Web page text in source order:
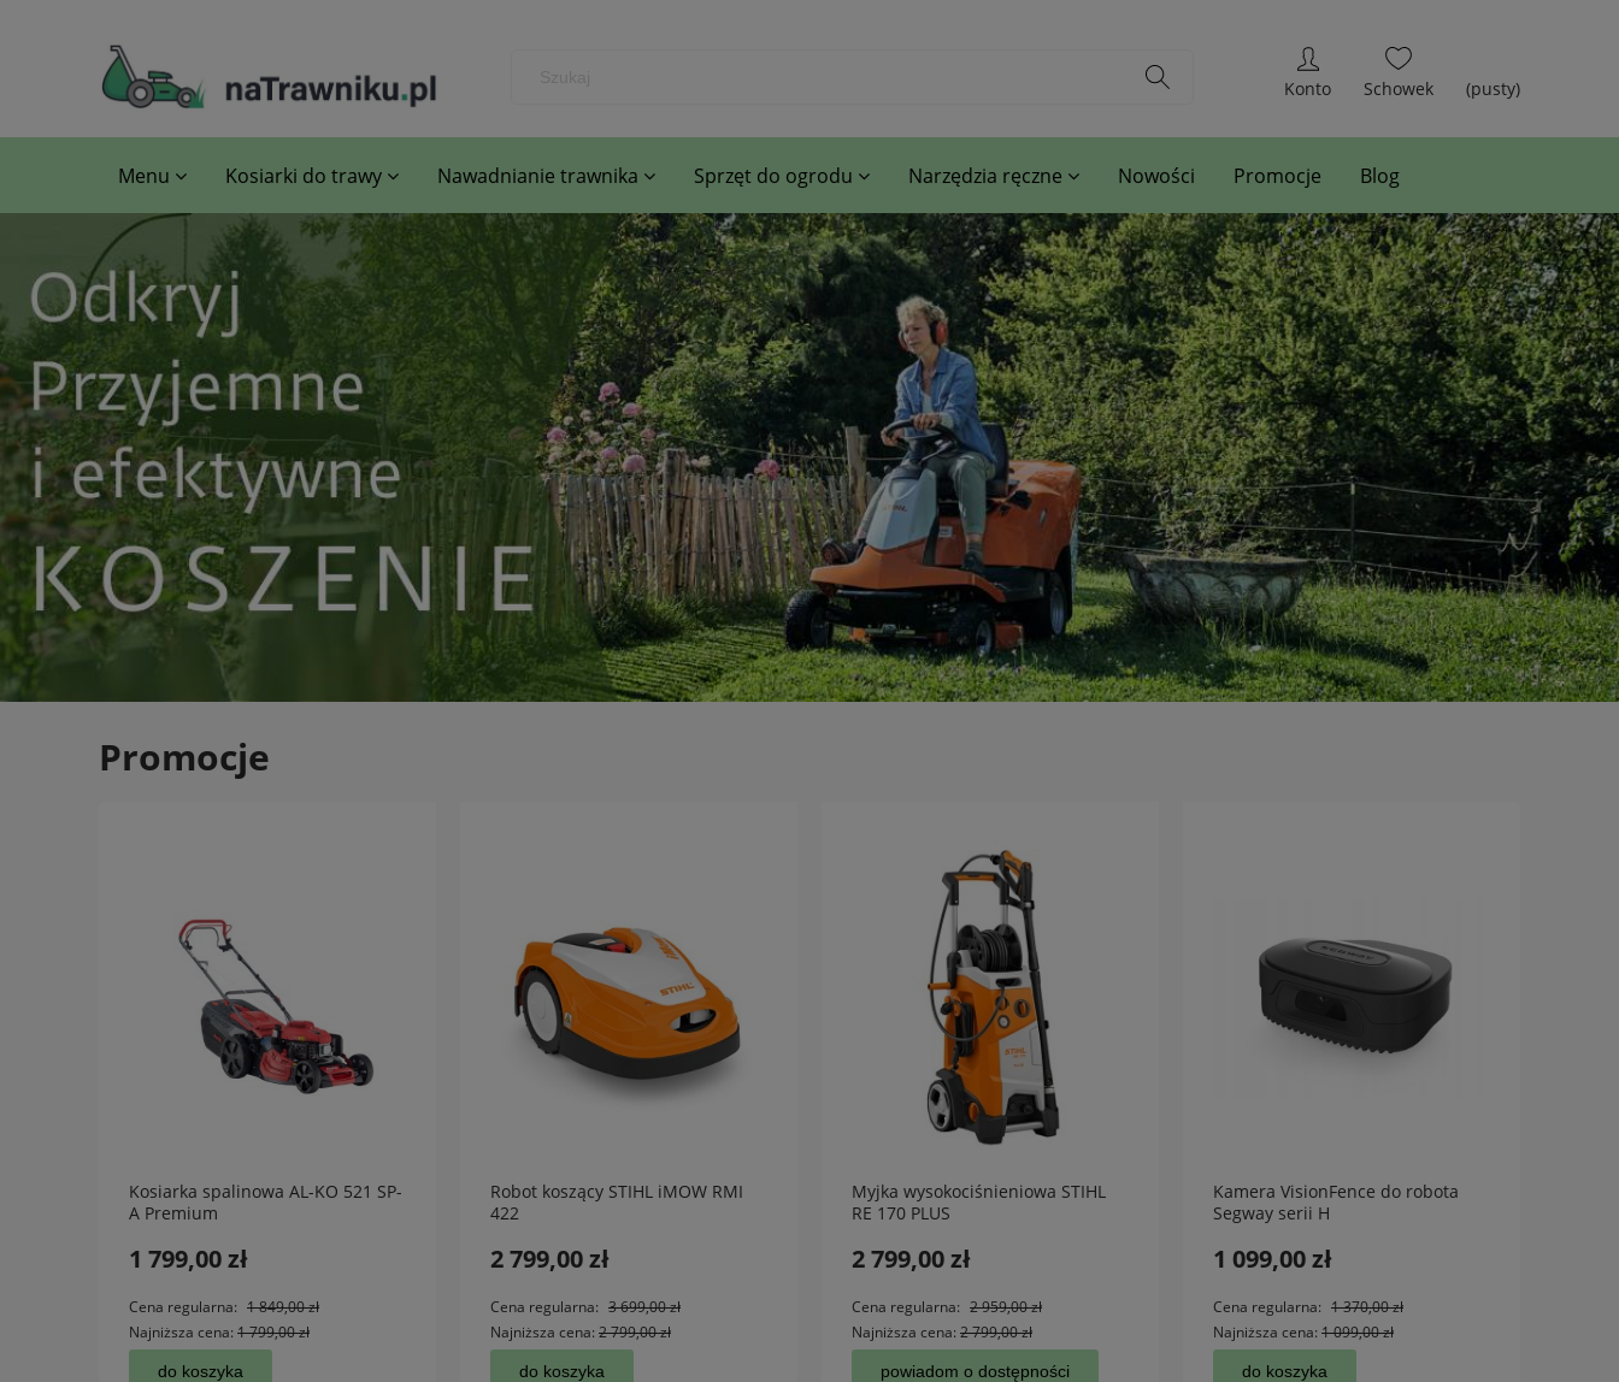
(pusty)
Menu Kosiarki do trawy Nawadnianie trawnika Sprzęt do ogrodu Narzędzia ręczne Nowości Promocje Blog
Promocje
Kosiarka spalinowa AL-KO 521 SP-
A Premium
1 799,00 zł
Cena regularna: 1 849,00 zł
Najniższa cena: 1 799,00 zł
do koszyka
Robot koszący STIHL iMOW RMI
422
2 799,00 zł
Cena regularna: 3 699,00 zł
Najniższa cena: 2 799,00 zł
do koszyka
Myjka wysokociśnieniowa STIHL
RE 170 PLUS
2 799,00 zł
Cena regularna: 2 959,00 zł
Najniższa cena: 2 799,00 zł
powiadom o dostępności
Kamera VisionFence do robota
Segway serii H
1 099,00 zł
Cena regularna: 1 370,00 zł
Najniższa cena: 1 099,00 zł
do koszyka